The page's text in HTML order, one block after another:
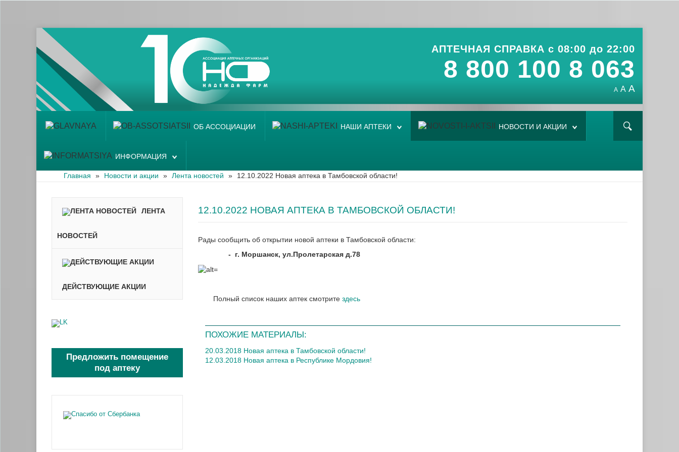
Об ассоциации
Наши аптеки
Новости и акции
Информация
АПТЕЧНАЯ СПРАВКА с 08:00 до 22:00
8 800 100 8 063
A A A
ОБ АССОЦИАЦИИ НАШИ АПТЕКИ НОВОСТИ И АКЦИИ
ИНФОРМАЦИЯ
Главная » Новости и акции » Лента новостей » 12.10.2022 Новая аптека в Тамбовской области!
12.10.2022 НОВАЯ АПТЕКА В ТАМБОВСКОЙ ОБЛАСТИ!
Рады сообщить об открытии новой аптеки в Тамбовской области:
-
г. Моршанск, ул.Пролетарская д.78
Полный список наших аптек смотрите здесь
ПОХОЖИЕ МАТЕРИАЛЫ:
20.03.2018 Новая аптека в Тамбовской области!
12.03.2018 Новая аптека в Республике Мордовия!
ЛЕНТА
НОВОСТЕЙ
ДЕЙСТВУЮЩИЕ АКЦИИ
Предложить помещение
под аптеку